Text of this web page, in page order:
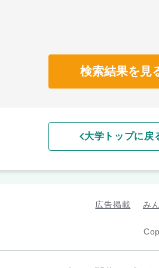
検索結果を見
大学トップに戻
広告掲載 み